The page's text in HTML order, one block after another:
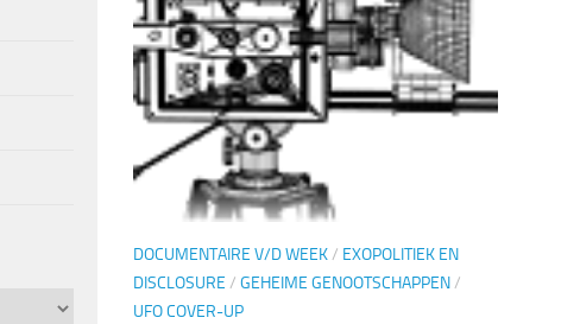
DOCUMENTAIRE V/D WEEK/ EXOPOLITIEK EN
DISCLOSURE / GEHEIME GENOOTSCHAPPEN/
UFO COVER-UP